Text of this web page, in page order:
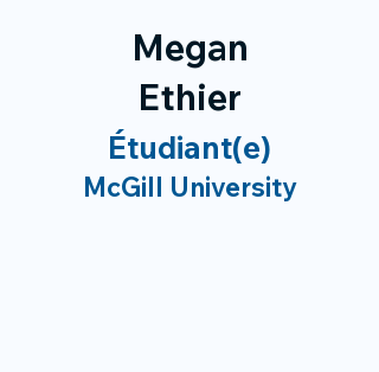
Megan
Ethier
Étudiant(e)
McGill University